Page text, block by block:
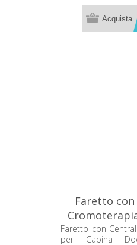
Faretto
Doccia
Faretto con
per Cabina